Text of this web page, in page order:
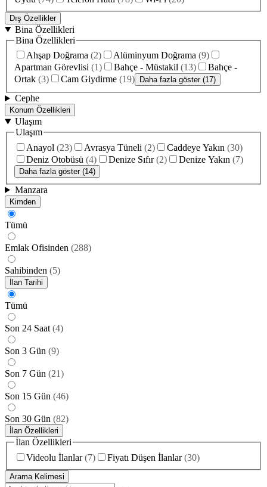
Dış Özellikler
Bina Özellikleri
Bina Özellikleri
Ahşap Doğrama (2) Alüminyum Doğrama (9)
Apartman Görevlisi (1) Bahçe - Müstakil (13)
Bahçe -
Ortak (3) Cam Giydirme (19) Daha fazla göster (17)
Cephe
Konum Özellikleri
Ulaşım
Ulaşım
Anayol (23) Avrasya Tüneli (2) Caddeye Yakın (30)
Deniz Otobüsü (4) Denize Sıfır (2) Denize Yakın (7)
Daha fazla göster (14)
Manzara
Kimden
Tümü
Emlak Ofisinden (288)
Sahibinden (5)
İlan Tarihi
Tümü
Son 24 Saat (4)
Son 3 Gün (9)
Son 7 Gün (21)
Son 15 Gün (46)
Son 30 Gün (82)
İlan Özellikleri
İlan Özellikleri
Videolu İlanlar (7) Fiyatı Düşen İlanlar (30)
Arama Kelimesi